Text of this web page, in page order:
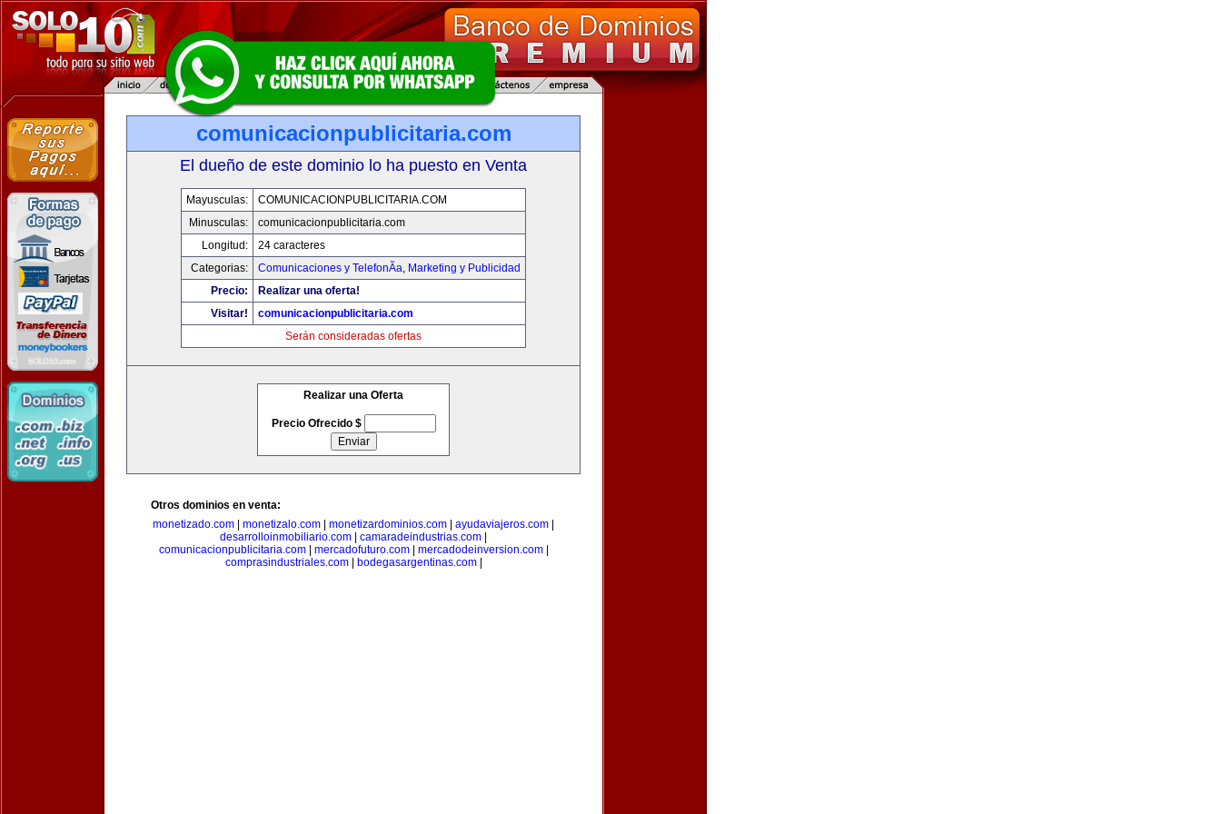
comunicacionpublicitaria.com
El dueño de este dominio lo ha puesto en Venta
Mayusculas:
COMUNICACIONPUBLICITARIA.COM
Minusculas:
comunicacionpublicitaria.com
Longitud:
24 caracteres
Categorias:
Comunicaciones y TelefonÃ­a, Marketing y Publicidad
Precio:
Realizar una oferta!
Visitar!
comunicacionpublicitaria.com
Serán consideradas ofertas
Realizar una Oferta
Precio Ofrecido $
Otros dominios en venta:
monetizado.com
monetizalo.com monetizardominios.com ayudaviajeros.com
desarrolloinmobiliario.com
camaradeindustrias.com
comunicacionpublicitaria.com| mercadofuturo.com| mercadodeinversion.com|
comprasindustriales.com| bodegasargentinas.com|